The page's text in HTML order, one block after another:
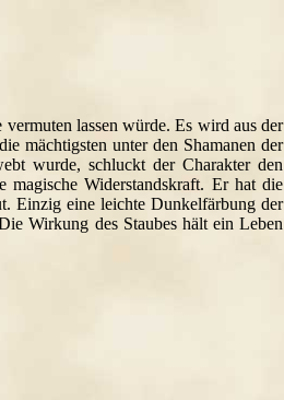
lassen würde. Es wird aus der
mächtigsten unter den Shamanen der
wurde, schluckt der Charakter den
Widerstandskraft. Er hat die
Einzig eine leichte Dunkelfärbung der
Wirkung des Staubes hält ein Leben